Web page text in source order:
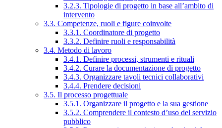
3.2.3. Tipologie di progetto in base all’ambito di
intervento
3.3. Competenze, ruoli e figure coinvolte
3.3.1. Coordinatore di progetto
3.3.2. Definire ruoli e responsabilità
3.4. Metodo di lavoro
3.4.1. Definire processi, strumenti e rituali
3.4.2. Curare la documentazione di progetto
3.4.3. Organizzare tavoli tecnici collaborativi
3.4.4. Prendere decisioni
3.5. Il processo progettuale
3.5.1. Organizzare il progetto e la sua gestione
3.5.2. Comprendere il contesto d’uso del servizio
pubblico